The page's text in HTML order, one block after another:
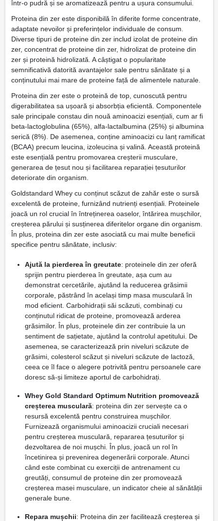
într-o pudră și se aromatizează pentru a ușura consumului.
Proteina din zer este disponibilă în diferite forme concentrate,
adaptate nevoilor și preferințelor individuale de consum.
Diverse tipuri de proteine ​​din zer includ izolat de proteine ​​​​din
zer, concentrat de proteine ​​​​din zer, hidrolizat de proteine ​​​​din
zer și proteină hidrolizată. A câștigat o popularitate
semnificativă datorită avantajelor sale pentru sănătate și a
conținutului mai mare de proteine ​​față de alimentele naturale.
Proteina din zer este o proteină de top, cunoscută pentru
digerabilitatea sa ușoară și absorbția eficientă. Componentele
sale principale constau din nouă aminoacizi esențiali, cum ar fi
beta-lactoglobulina (65%), alfa-lactalbumina (25%) și albumina
serică (8%). De asemenea, conține aminoacizi cu lanț ramificat
(BCAA) precum leucina, izoleucina și valină. Această proteină
este esențială pentru promovarea creșterii musculare,
generarea de țesut nou și facilitarea reparației țesuturilor
deteriorate din organism.
Goldstandard Whey cu conținut scăzut de zahăr este o sursă
excelentă de proteine, furnizând nutrienți esențiali. Proteinele
joacă un rol crucial în întreținerea oaselor, întărirea mușchilor,
creșterea părului și susținerea diferitelor organe din organism.
În plus, proteina din zer este asociată cu mai multe beneficii
specifice pentru sănătate, inclusiv:
Ajută la pierderea în greutate: proteinele din zer oferă
sprijin pentru pierderea în greutate, așa cum au
demonstrat cercetările, ajutând la reducerea grăsimii
corporale, păstrând în același timp masa musculară în
mod eficient. Carbohidrații săi scăzuti, combinați cu
conținutul ridicat de proteine, promovează arderea
grăsimilor. În plus, proteinele din zer contribuie la un
sentiment de sațietate, ajutând la controlul apetitului. De
asemenea, se caracterizează prin niveluri scăzute de
grăsimi, colesterol scăzut și niveluri scăzute de lactoză,
ceea ce îl face o alegere potrivită pentru persoanele care
doresc să-și limiteze aportul de carbohidrați.
Whey Gold Standard Optimum Nutrition promovează
creșterea musculară: proteina din zer servește ca o
resursă excelentă pentru construirea mușchilor.
Furnizează organismului aminoacizii cruciali necesari
pentru creșterea musculară, repararea țesuturilor și
dezvoltarea de noi mușchi. În plus, joacă un rol în
încetinirea și prevenirea degenerării corporale. Atunci
când este combinat cu exerciții de antrenament cu
greutăți, consumul de proteine ​​din zer promovează
creșterea masei musculare, un indicator cheie al sănătății
generale bune.
Repara mușchii: Proteina din zer facilitează creșterea și